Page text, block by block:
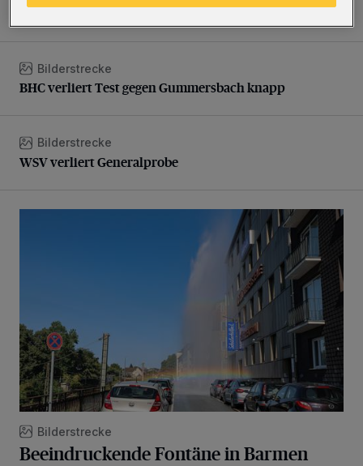
Sommer in der Elberfelder City
BHC verliert Test gegen Gummersbach knapp
Bilderstrecke
BHC verliert Test gegen Gummersbach knapp
WSV verliert Generalprobe
Bilderstrecke
WSV verliert Generalprobe
Bilderstrecke
Beeindruckende Fontäne in Barmen